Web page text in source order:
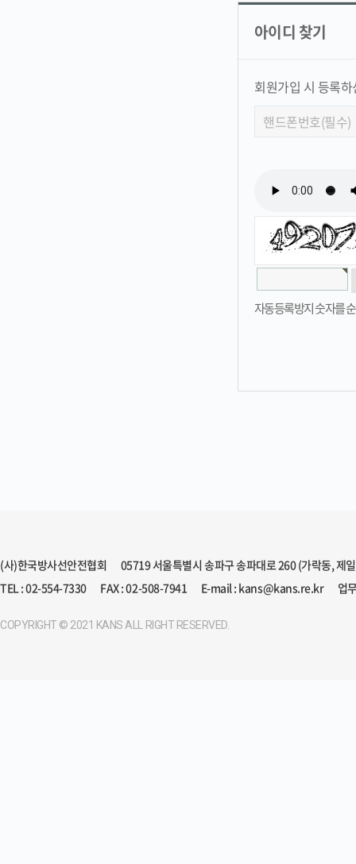
아이디 찾기
회원가입 시 등록
자동등록방지 숫자를
(사)한국방사선안전협회
05719 서울특별시 송파구 송파대로 260 (가락동, 제
TEL : 02-554-7330
FAX : 02-508-7941 E-mail : kans@kans.re.kr 업
COPYRIGHT © 2021 KANS ALL RIGHT RESERVED.